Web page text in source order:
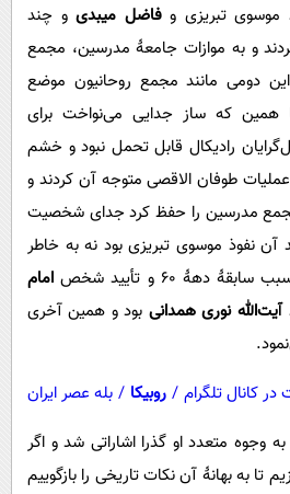
تبریزی و فاضل میبدی و چند
و به موازات جامعۀ مدرسین، مجمع
دومی مانند مجمع روحانیون موضع
همین که ساز جدایی می‌نواخت برای
رادیکال قابل تحمل نبود و خشم
عملیات طوفان الاقصی متوجه آن کردند و
مدرسین را حفظ کرد جدای شخصیت
آن نفوذ موسوی تبریزی بود نه به خاطر
دهۀ 60 و تأیید شخص
امام
آیت‌الله نوری همدانی بود و همین آخری
کانال تلگرام / روبیکا / بله عصر ایران
متعدد او گذرا اشاراتی شد و اگر
تا به بهانۀ آن نکات تاریخی را بازگوییم